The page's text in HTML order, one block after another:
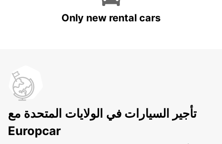
Only new rental cars
تأجير السيارات في الولايات المتحدة مع
Europcar